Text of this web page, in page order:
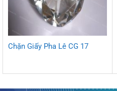
Chặn Giấy Pha Lê CG 17